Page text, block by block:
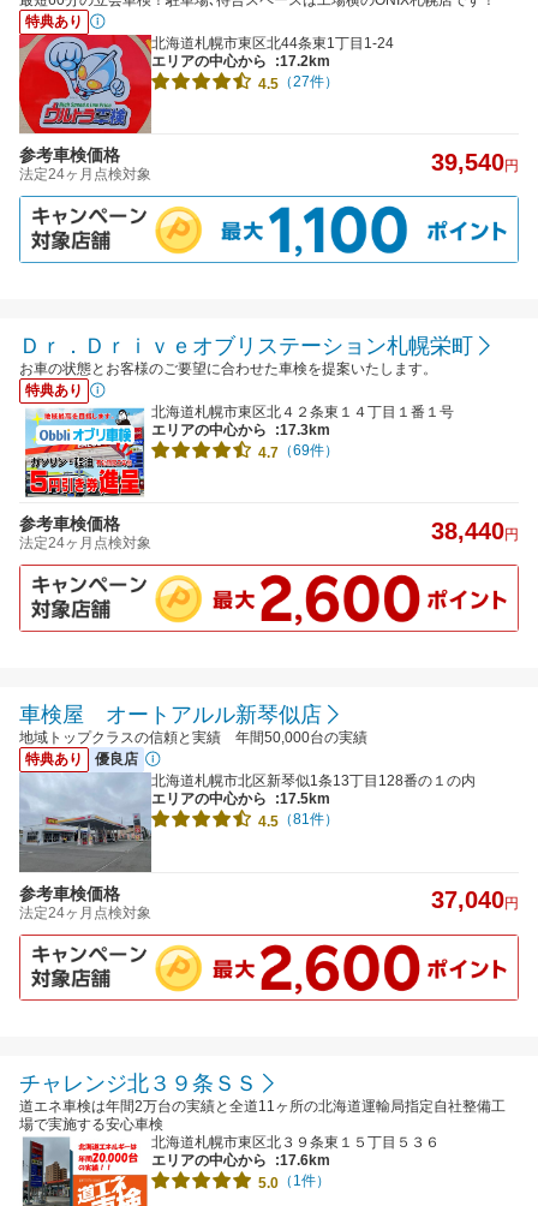
特典あり
北海道札幌市東区北44条東1丁目1-24
エリアの中心から
:17.2km
4.5 （27件）
参考車検価格
法定24ヶ月点検対象 39,540円
Ｄｒ．Ｄｒｉｖｅオブリステーション札幌栄町
お車の状態とお客様のご要望に合わせた車検を提案いたします。
特典あり
北海道札幌市東区北４２条東１４丁目１番１号
エリアの中心から
:17.3km
4.7 （69件）
参考車検価格
法定24ヶ月点検対象 38,440円
車検屋 オートアルル新琴似店
地域トップクラスの信頼と実績 年間50,000台の実績
特典あり
優良店
北海道札幌市北区新琴似1条13丁目128番の１の内
エリアの中心から
:17.5km
4.5 （81件）
参考車検価格
法定24ヶ月点検対象 37,040円
チャレンジ北３９条ＳＳ
道エネ車検は年間2万台の実績と全道11ヶ所の北海道運輸局指定自社整備工
場で実施する安心車検
北海道札幌市東区北３９条東１５丁目５３６
エリアの中心から
:17.6km
5.0 （1件）